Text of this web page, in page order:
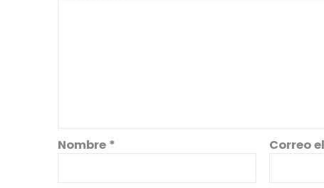
Nombre * Correo